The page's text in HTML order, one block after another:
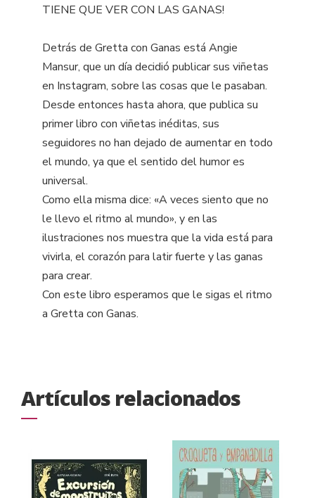
TIENE QUE VER CON LAS GANAS!
Detrás de Gretta con Ganas está Angie
Mansur, que un día decidió publicar sus viñetas
en Instagram, sobre las cosas que le pasaban.
Desde entonces hasta ahora, que publica su
primer libro con viñetas inéditas, sus
seguidores no han dejado de aumentar en todo
el mundo, ya que el sentido del humor es
universal.
Como ella misma dice: «A veces siento que no
le llevo el ritmo al mundo», y en las
ilustraciones nos muestra que la vida está para
vivirla, el corazón para latir fuerte y las ganas
para crear.
Con este libro esperamos que le sigas el ritmo
a Gretta con Ganas.
Artículos relacionados